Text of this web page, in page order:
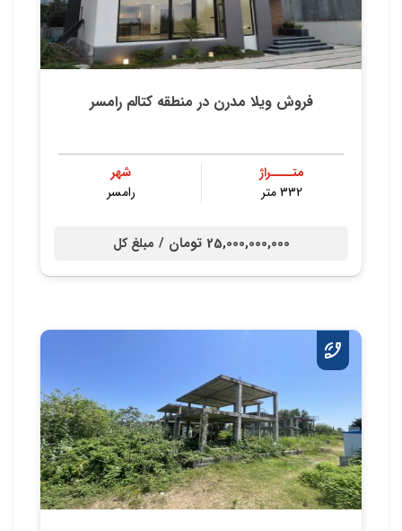
فروش ویلا مدرن در منطقه کتالم رامسر
متــــراژ
332 متر
شهر
رامسر
25,000,000,000 تومان / مبلغ کل